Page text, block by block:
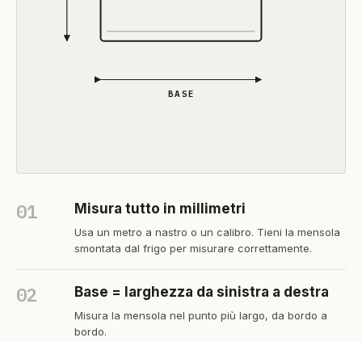
BASE
01 Misura tutto in millimetri
Usa un metro a nastro o un calibro. Tieni la mensola
smontata dal frigo per misurare correttamente.
02 Base = larghezza da sinistra a destra
Misura la mensola nel punto più largo, da bordo a
bordo.